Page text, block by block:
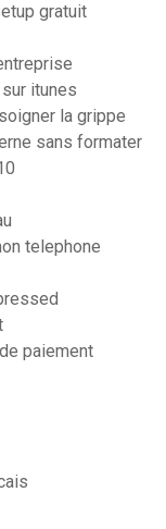
gratuit
itunes
la grippe
sans formater
telephone
paiement